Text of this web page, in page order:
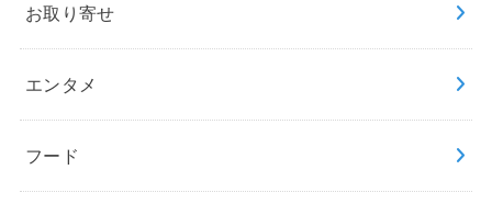
お取り寄せ
エンタメ
フード